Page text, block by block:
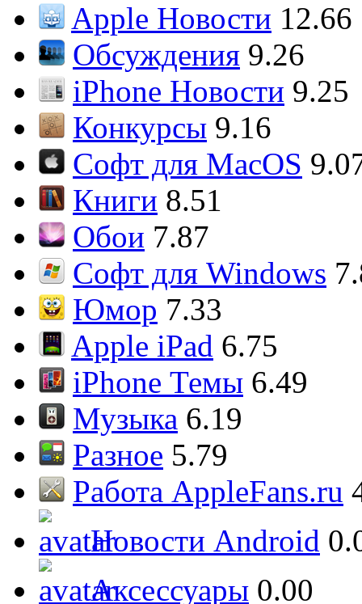
Apple Новости 12.66
Обсуждения 9.26
iPhone Новости 9.25
Конкурсы 9.16
Софт для MacOS
Книги 8.51
Обои 7.87
Софт для Windows
Юмор 7.33
Apple iPad 6.75
iPhone Темы 6.49
Музыка 6.19
Разное 5.79
Работа AppleFans.ru
Новости Android
Аксессуары 0.00